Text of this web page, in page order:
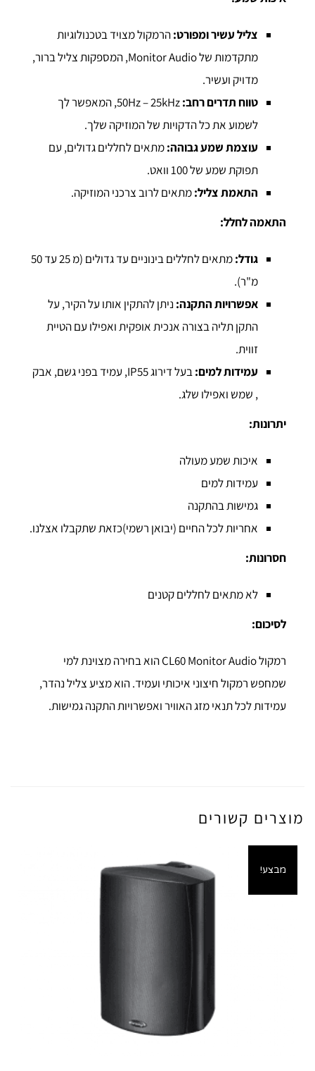
צליל עשיר ומפורט:הרמקול מצויד בטכנולוגיות
מתקדמות של Monitor Audio, המספקות צליל ברור,
מדויק ועשיר.
טווח תדרים רחב:
50Hz – 25kHz, המאפשר לך
לשמוע את כל הדקויות של המוזיקה שלך.
עוצמת שמע גבוהה:מתאים לחללים גדולים, עם
תפוקת שמע של 100 וואט.
התאמת צליל:מתאים לרוב צרכני המוזיקה.
התאמה לחלל:
גודל:
מתאים לחללים בינוניים עד גדולים (מ 25 עד 50
מ"ר).
אפשרויות התקנה: ניתן להתקין אותו על הקיר, על
התקן תליה בצורה אנכית אופקית ואפילו עם הטיית
זווית.
עמידות למים:
בעל דירוג IP55, עמיד בפני גשם, אבק
, שמש ואפילו שלג.
יתרונות:
איכות שמע מעולה
עמידות למים
גמישות בהתקנה
אחריות לכל החיים (יבואן רשמי)כזאת שתקבלו אצלנו.
חסרונות:
לא מתאים לחללים קטנים
לסיכום:
רמקול CL60 Monitor Audio הוא בחירה מצוינת למי
שמחפש רמקול חיצוני איכותי ועמיד. הוא מציע צליל נהדר,
עמידות לכל תנאי מזג האוויר ואפשרויות התקנה גמישות.
מוצרים קשורים
מבצע!